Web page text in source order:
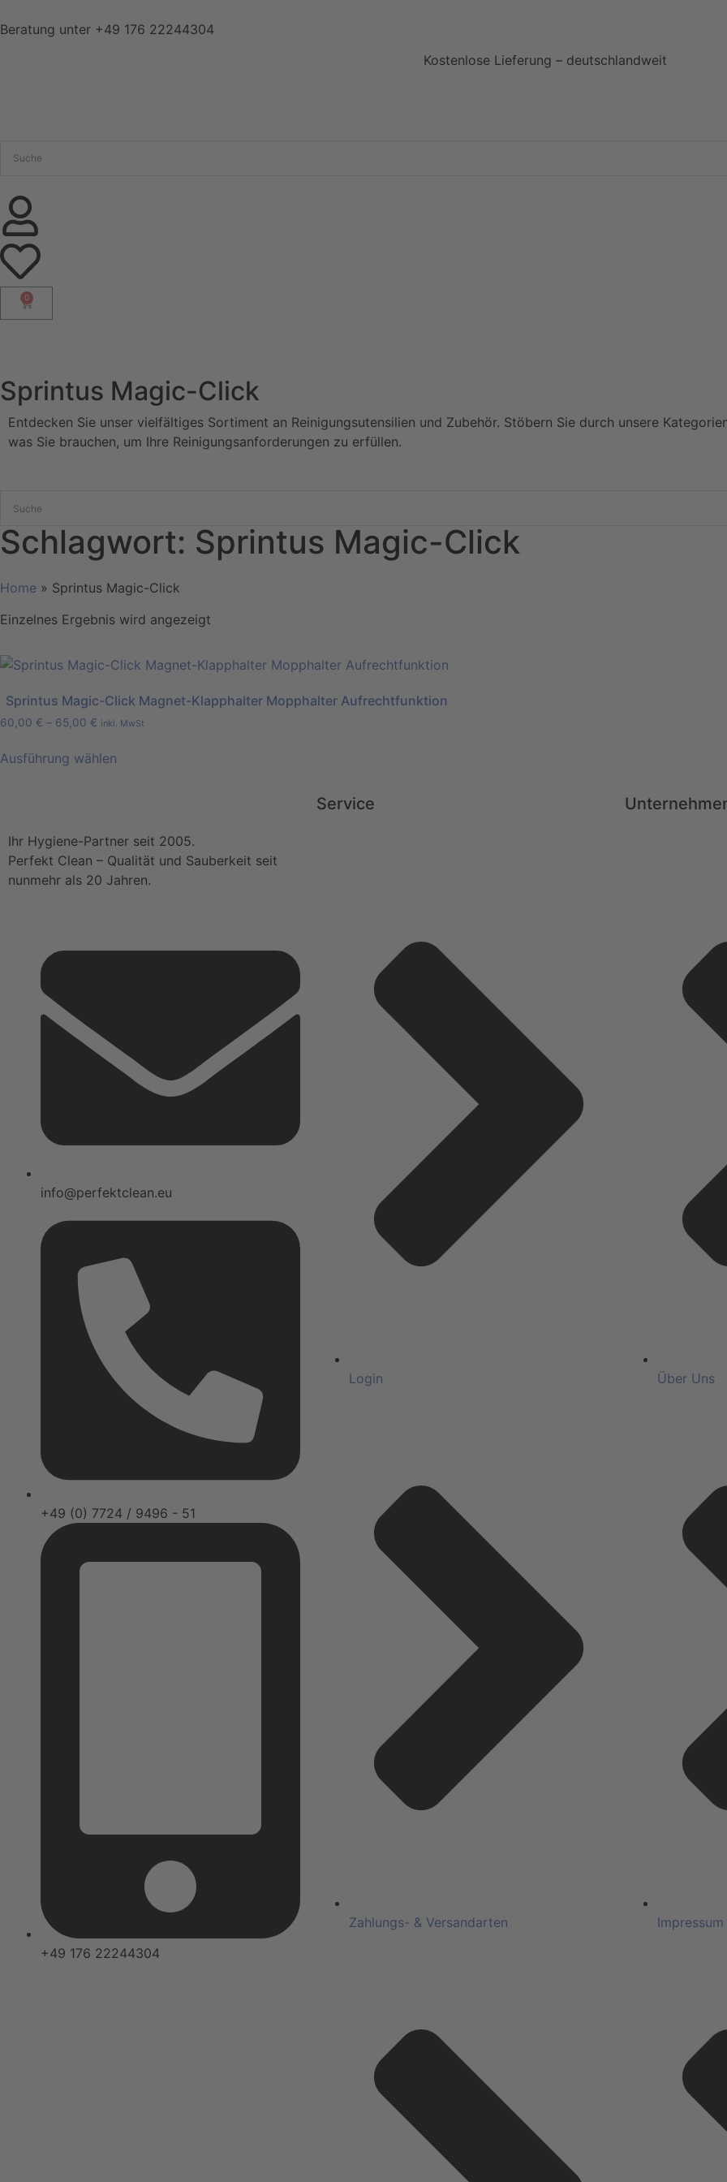
Beratung unter +49 176 22244304
Kostenlose Lieferung – deutschlandweit
0
Sprintus Magic-Click
Entdecken Sie unser vielfältiges Sortiment an Reinigungsutensilien und Zubehör. Stöbern Sie durch unsere
was Sie brauchen, um Ihre Reinigungsanforderungen zu erfüllen.
Schlagwort: Sprintus Magic-Click
Home » Sprintus Magic-Click
Einzelnes Ergebnis wird angezeigt
Sprintus Magic-Click Magnet-Klapphalter Mopphalter Aufrechtfunktion
60,00 € – 65,00 € inkl. MwSt
Ausführung wählen
Ihr Hygiene-Partner seit 2005.
Perfekt Clean – Qualität und Sauberkeit seit
nunmehr als 20 Jahren.
info@perfektclean.eu
+49 (0) 7724 / 9496 - 51
+49 176 22244304
Service
Login
Zahlungs- & Versandarten
Über Uns
Impressum